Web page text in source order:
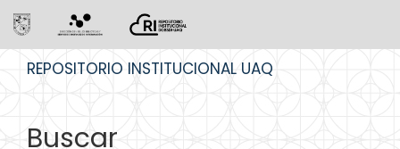
REPOSITORIO INSTITUCIONAL UAQ
Buscar